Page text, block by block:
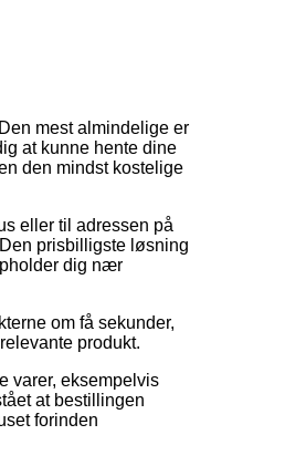
mest almindelige er
at kunne hente dine
den mindst kostelige
eller til adressen på
prisbilligste løsning
dig nær
om få sekunder,
produkt.
varer, eksempelvis
at bestillingen
forinden